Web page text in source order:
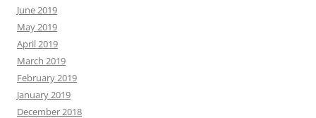
June 2019
May 2019
April 2019
March 2019
February 2019
January 2019
December 2018